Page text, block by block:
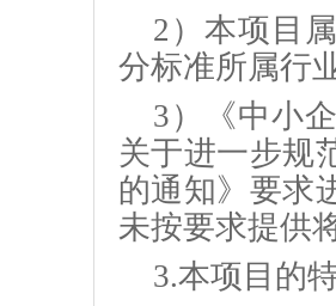
2）本项目
分标准所属行
3）《中小
关于进一步规
的通知》要求
未按要求提供
3.本项目的